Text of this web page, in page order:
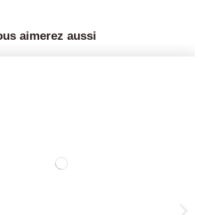
aimerez aussi